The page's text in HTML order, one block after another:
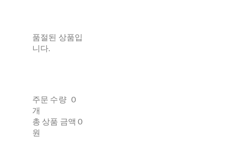
품절된 상품입
니다.
주문 수량 0
개
총 상품 금액 0
원